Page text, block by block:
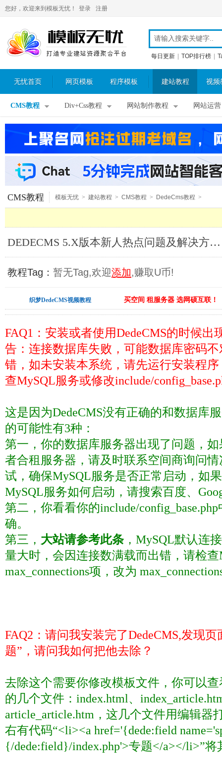
您好，欢迎来到模板无忧！ 登录 注册
每日更新 TOP排行榜
无忧首页 网页模板 程序模板 建站教程 视频
CMS教程 Div+Css教程 网站制作教程 网站运营
CMS教程 模板无忧 > 建站教程 > CMS教程 > DedeCms教程 >
DEDECMS 5.X版本新人热点问题及解决方法_DedeCms教程
教程Tag： 暂无Tag,欢迎添加,赚取U币!
织梦DedeCMS视频教程 买空间 租服务器 选网硕互联！
FAQ1 ：安装或者使用DedeCMS的时候出
告：连接数据库失败，可能数据库密码
错，如未安装本系统，请先运行安装程
查MySQL服务或修改include/
这是因为DedeCMS没有正确的和数据库
的可能性有3种：
第一，你的数据库服务器出现了问题，
者合租服务器，请及时联系空间商询问
试，确保MySQL服务是否正常启动，如
MySQL服务如何启动，请搜索百度、
第二，你看看你的include/config_base.php
确。
第三， 大站请参考此条 ， MySQL默认连
量大时，会因连接数满载而出错，请检查
max_connections项，改为
FAQ2 ：请问我安装完了DedeCMS,发现页
题”，请问我如何把他去除？
去除这个需要你修改模板文件，你可以查
的几个文件： index.html、
article_article.htm ，这几个文件用编辑器
右有代码“<li><a href='{dede:field
{/dede:field}/index.php'>专题</a></li>”将